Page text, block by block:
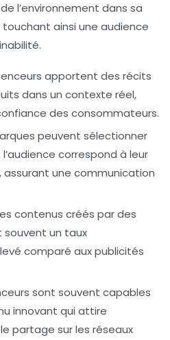
l’environnement dans sa
ainsi une audience
.
apportent des récits
dans un contexte réel,
des consommateurs.
peuvent sélectionner
correspond à leur
une communication
contenus créés par des
souvent un taux
comparé aux publicités
sont souvent capables
innovant qui attire
partage sur les réseaux